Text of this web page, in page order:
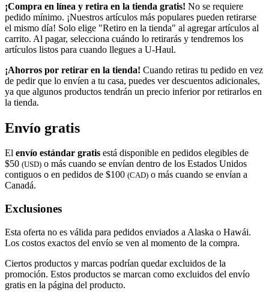
¡Compra en línea y retira en la tienda gratis! No se requiere
pedido mínimo. ¡Nuestros artículos más populares pueden retirarse
el mismo día! Solo elige "Retiro en la tienda" al agregar artículos al
carrito. Al pagar, selecciona cuándo lo retirarás y tendremos los
artículos listos para cuando llegues a U-Haul.
¡Ahorros por retirar en la tienda! Cuando retiras tu pedido en vez
de pedir que lo envíen a tu casa, puedes ver descuentos adicionales,
ya que algunos productos tendrán un precio inferior por retirarlos en
la tienda.
Envío gratis
El envío estándar gratis está disponible en pedidos elegibles de
$50 (USD) o más cuando se envían dentro de los Estados Unidos
contiguos o en pedidos de $100 (CAD) o más cuando se envían a
Canadá.
Exclusiones
Esta oferta no es válida para pedidos enviados a Alaska o Hawái.
Los costos exactos del envío se ven al momento de la compra.
Ciertos productos y marcas podrían quedar excluidos de la
promoción. Estos productos se marcan como excluidos del envío
gratis en la página del producto.